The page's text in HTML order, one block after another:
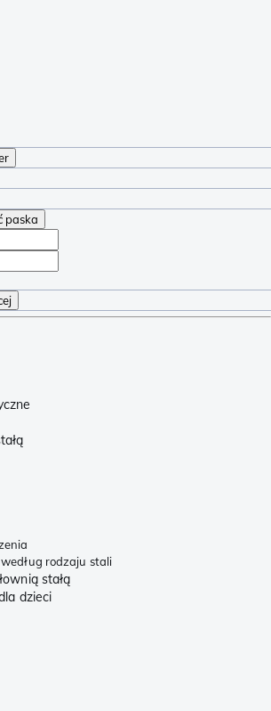
paska
rodzaju stali
stałą
dzieci